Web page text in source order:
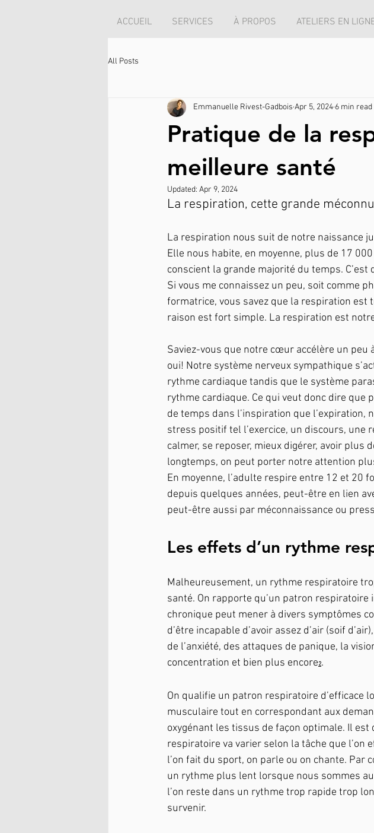
ACCUEIL SERVICES À PROPOS ATELIERS EN
All Posts
Pratique de la
meilleure santé
Emmanuelle Rivest-Gadbois Apr 5, 2024 6 min read
Updated: Apr 9, 2024
La respiration, cette grande
La respiration nous suit de notre naissance
Elle nous habite, en moyenne, plus de 17
conscient la grande majorité du temps.
Si vous me connaissez un peu, soit comme
formatrice, vous savez que la respiration est
raison est fort simple. La respiration est
Saviez-vous que notre cœur accélère un peu
oui! Notre système nerveux sympathique
rythme cardiaque tandis que le système
rythme cardiaque. Ce qui veut donc dire
de temps dans l’inspiration que l’expiration,
stress positif tel l’exercice, un discours, une
calmer, se reposer, mieux digérer, avoir plus
longtemps, on peut porter notre attention
En moyenne, l’adulte respire entre 12 et 20
depuis quelques années, peut-être en lien
peut-être aussi par méconnaissance ou
Les effets d’un rythme
Malheureusement, un rythme respiratoire
santé. On rapporte qu’un patron
chronique peut mener à divers symptômes
d’être incapable d’avoir assez d’air (soif
de l’anxiété, des attaques de panique, la
concentration et bien plus encore2.
On qualifie un patron respiratoire d’efficace
musculaire tout en correspondant aux
oxygénant les tissus de façon optimale. Il
respiratoire va varier selon la tâche que
l’on fait du sport, on parle ou on chante. Par
un rythme plus lent lorsque nous sommes
l’on reste dans un rythme trop rapide trop
survenir.